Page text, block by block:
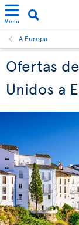
Menu
A Europa
Ofertas
Unidos a